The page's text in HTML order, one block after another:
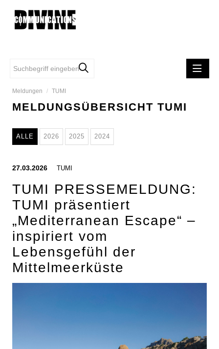
MELDUNGEN
SAMSONITE
TUMI
MINDFUL WOMEN'S CIRCLE
iRobot
POSTSPORTVEREIN WIEN
MEDIA
PRESSEKONTAKT
Meldungen / TUMI
MELDUNGSÜBERSICHT TUMI
ALLE 2026 2025 2024
27.03.2026 TUMI
TUMI PRESSEMELDUNG:
TUMI präsentiert
„Mediterranean Escape“ –
inspiriert vom
Lebensgefühl der
Mittelmeerküste